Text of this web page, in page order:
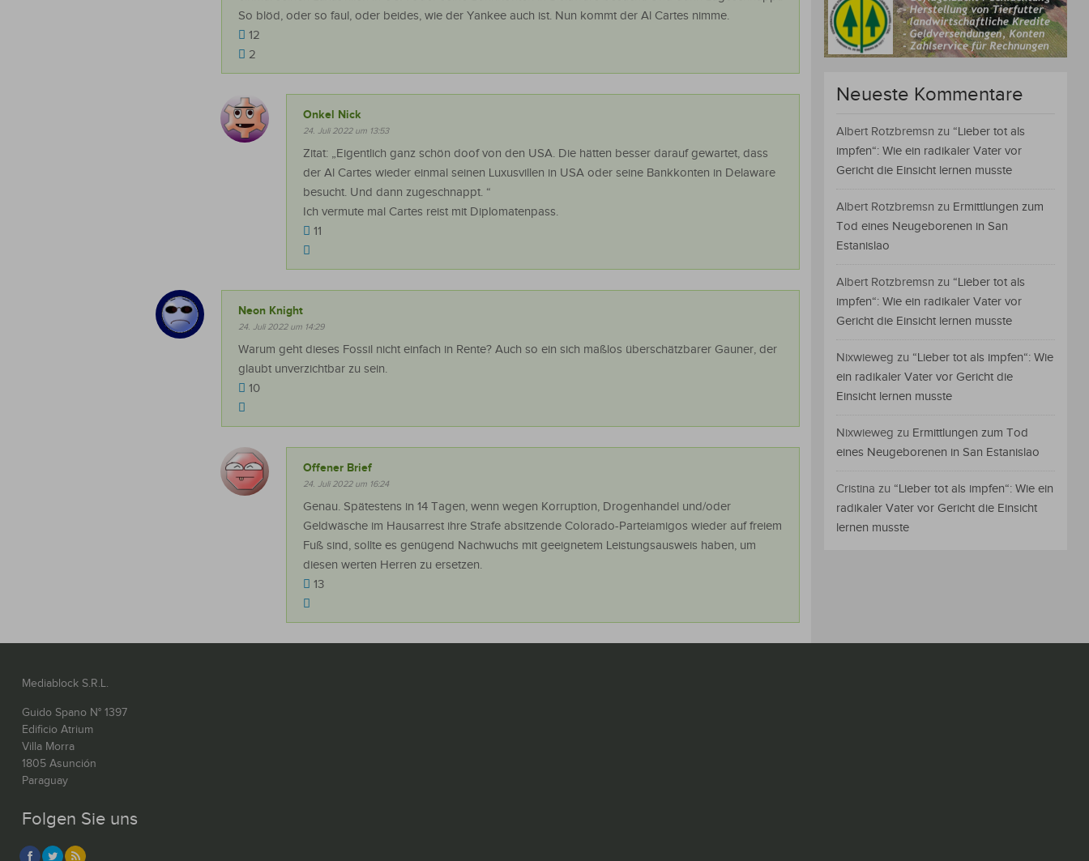
So blöd, oder so faul, oder beides, wie der Yankee auch ist. Nun kommt der Al Cartes nimme.
12
2
Onkel Nick
24. Juli 2022 um 13:53
Zitat: „Eigentlich ganz schön doof von den USA. Die hätten besser darauf gewartet, dass
der Al Cartes wieder einmal seinen Luxusvillen in USA oder seine Bankkonten in Delaware
besucht. Und dann zugeschnappt. “
Ich vermute mal Cartes reist mit Diplomatenpass.
11
Neon Knight
24. Juli 2022 um 14:29
Warum geht dieses Fossil nicht einfach in Rente? Auch so ein sich maßlos überschätzbarer Gauner, der
glaubt unverzichtbar zu sein.
10
Offener Brief
24. Juli 2022 um 16:24
Genau. Spätestens in 14 Tagen, wenn wegen Korruption, Drogenhandel und/oder
Geldwäsche im Hausarrest ihre Strafe absitzende Colorado-Parteiamigos wieder auf freiem
Fuß sind, sollte es genügend Nachwuchs mit geeignetem Leistungsausweis haben, um
diesen werten Herren zu ersetzen.
13
Neueste Kommentare
Albert Rotzbremsn zu “Lieber tot als
impfen“: Wie ein radikaler Vater vor
Gericht die Einsicht lernen musste
Albert Rotzbremsn zu Ermittlungen zum
Tod eines Neugeborenen in San
Estanislao
Albert Rotzbremsn zu “Lieber tot als
impfen“: Wie ein radikaler Vater vor
Gericht die Einsicht lernen musste
Nixwieweg zu “Lieber tot als impfen“: Wie
ein radikaler Vater vor Gericht die
Einsicht lernen musste
Nixwieweg zu Ermittlungen zum Tod
eines Neugeborenen in San Estanislao
Cristina zu “Lieber tot als impfen“: Wie ein
radikaler Vater vor Gericht die Einsicht
lernen musste
Mediablock S.R.L.
Guido Spano N° 1397
Edificio Atrium
Villa Morra
1805 Asunción
Paraguay
Folgen Sie uns